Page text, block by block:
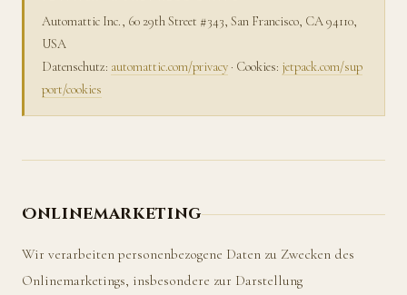
Automattic Inc., 60 29th Street #343, San Francisco, CA 94110,
USA
Datenschutz: automattic.com/privacy · Cookies: jetpack.com/sup
port/cookies
Onlinemarketing
Wir verarbeiten personenbezogene Daten zu Zwecken des
Onlinemarketings, insbesondere zur Darstellung